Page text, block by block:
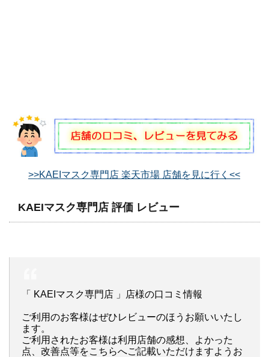
>>KAEIマスク専門店 楽天市場 店舗を見に行く<<
KAEIマスク専門店 評価 レビュー
「 KAEIマスク専門店 」店様の口コミ情報
ご利用のお客様はぜひレビューのほうお願いいたし
ます。
ご利用されたお客様は利用店舗の感想、よかった
点、改善点等をこちらへご記載いただけますようお